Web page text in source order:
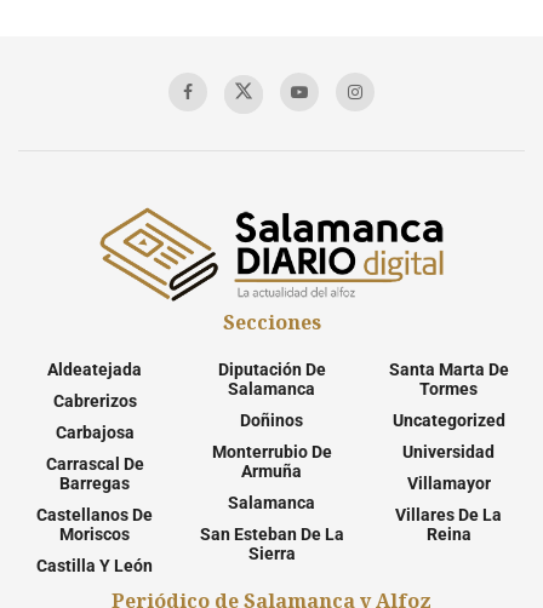
Secciones
Aldeatejada
Cabrerizos
Carbajosa
Carrascal De
Barregas
Castellanos De
Moriscos
Castilla Y León
Diputación De
Salamanca
Doñinos
Monterrubio De
Armuña
Salamanca
San Esteban De La
Sierra
Santa Marta De
Tormes
Uncategorized
Universidad
Villamayor
Villares De La
Reina
Periódico de Salamanca y Alfoz